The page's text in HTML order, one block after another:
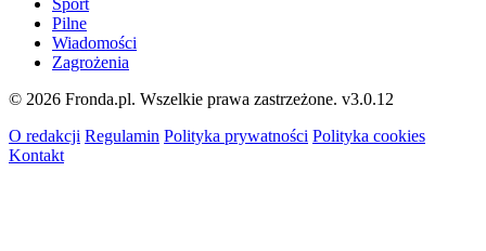
Pilne
Wiadomości
Zagrożenia
© 2026 Fronda.pl. Wszelkie prawa zastrzeżone. v3.0.12
O redakcji Regulamin Polityka prywatności Polityka cookies
Kontakt